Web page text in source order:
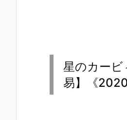
星のカービ
易】《